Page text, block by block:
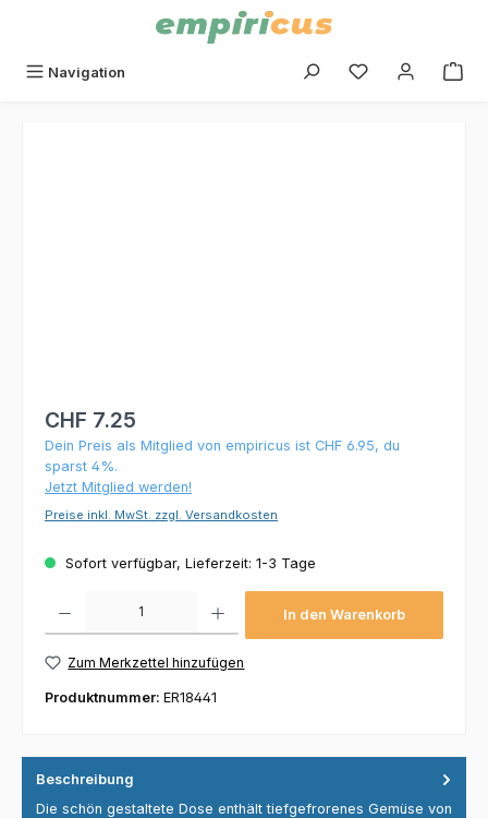
Navigation Du hast 0
CHF 7.25
Dein Preis als Mitglied von empiricus ist CHF 6.95, du
sparst 4%.
Jetzt Mitglied werden!
Preise inkl. MwSt. zzgl. Versandkosten
Sofort verfügbar, Lieferzeit: 1-3 Tage
In den Warenkorb
Zum Merkzettel hinzufügen
Produktnummer: ER18441
Beschreibung
Die schön gestaltete Dose enthält tiefgefrorenes Gemüse von